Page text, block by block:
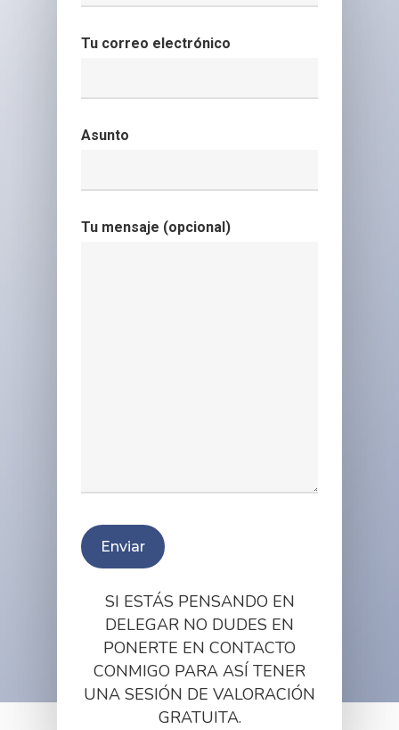
Tu correo electrónico
Asunto
Tu mensaje (opcional)
SI ESTÁS PENSANDO EN
DELEGAR NO DUDES EN
PONERTE EN CONTACTO
CONMIGO PARA ASÍ TENER
UNA SESIÓN DE VALORACIÓN
GRATUITA.